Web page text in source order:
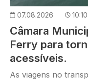
07.08.2026 10:10
Câmara
Ferry para
acessíveis.
As viagens no